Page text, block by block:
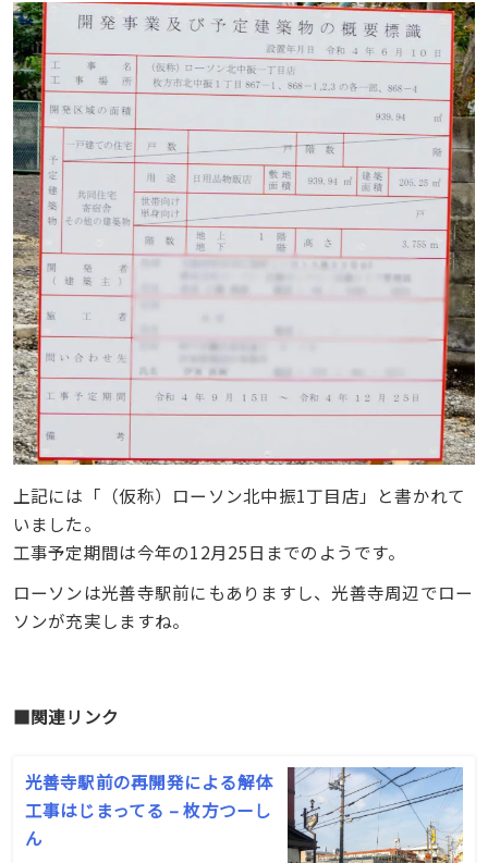
上記には「（仮称）ローソン北中振1丁目店」と書かれて
いました。
工事予定期間は今年の12月25日までのようです。
ローソンは光善寺駅前にもありますし、光善寺周辺でロー
ソンが充実しますね。
■関連リンク
光善寺駅前の再開発による解体
工事はじまってる – 枚方つーし
ん